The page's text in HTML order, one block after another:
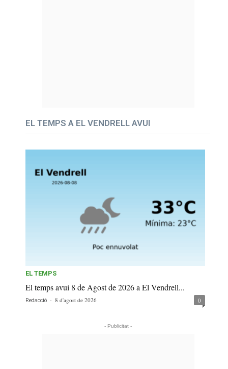
EL TEMPS A EL VENDRELL AVUI
EL TEMPS
El temps avui 8 de Agost de 2026 a El Vendrell...
Redacció - 8 d'agost de 2026 0
- Publicitat -